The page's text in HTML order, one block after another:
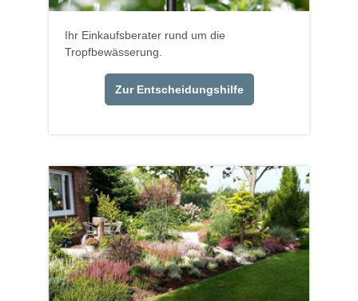
Ihr Einkaufsberater rund um die
Tropfbewässerung.
Zur Entscheidungshilfe